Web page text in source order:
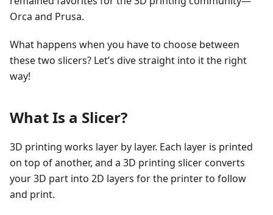
Orca and Prusa.
What happens when you have to choose between
these two slicers? Let’s dive straight into it the right
way!
What Is a Slicer?
3D printing works layer by layer. Each layer is printed
on top of another, and a 3D printing slicer converts
your 3D part into 2D layers for the printer to follow
and print.